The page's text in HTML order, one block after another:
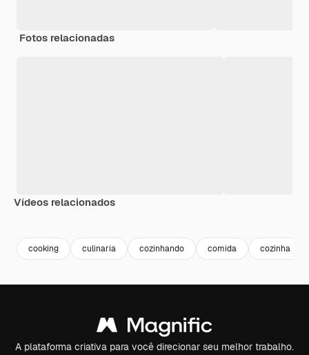
Fotos relacionadas
Vídeos relacionados
cooking culinaria cozinhando comida cozinha
A plataforma criativa para você direcionar seu melhor trabalho.